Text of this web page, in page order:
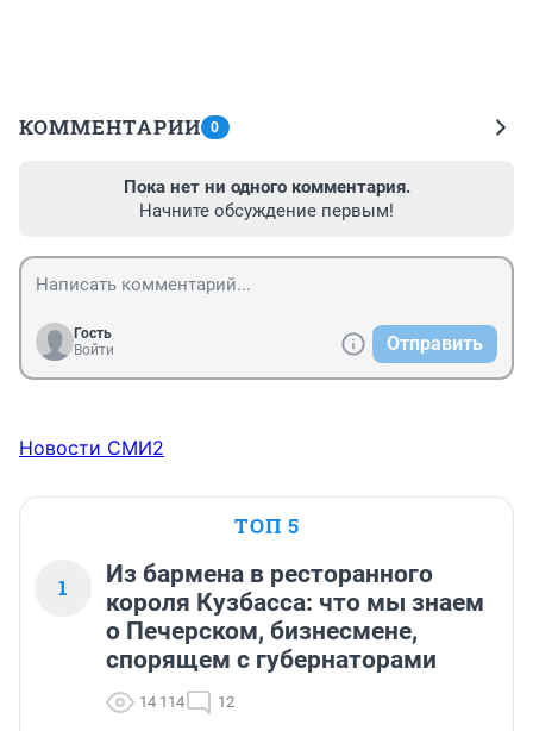
КОММЕНТАРИИ 0
Пока нет ни одного комментария.
Начните обсуждение первым!
Гость
Войти
Отправить
Новости СМИ2
ТОП 5
1
Из бармена в ресторанного
короля Кузбасса: что мы знаем
о Печерском, бизнесмене,
спорящем с губернаторами
14 114 12